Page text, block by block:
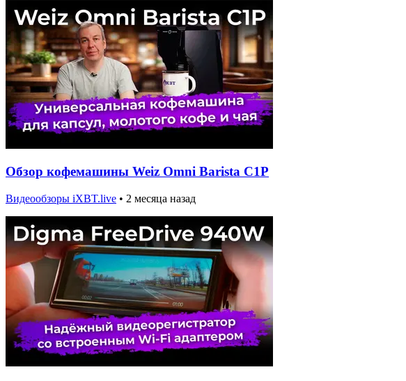
Обзор кофемашины Weiz Omni Barista C1P
Видеообзоры iXBT.live • 2 месяца назад